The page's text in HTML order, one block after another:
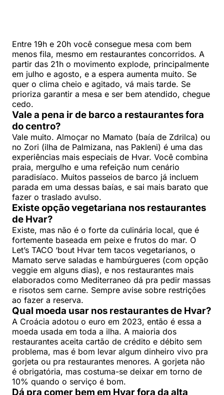
Entre 19h e 20h você consegue mesa com bem
menos fila, mesmo em restaurantes concorridos. A
partir das 21h o movimento explode, principalmente
em julho e agosto, e a espera aumenta muito. Se
quer o clima cheio e agitado, vá mais tarde. Se
prioriza garantir a mesa e ser bem atendido, chegue
cedo.
Vale a pena ir de barco a restaurantes fora
do centro?
Vale muito. Almoçar no Mamato (baía de Zdrilca) ou
no Zori (ilha de Palmizana, nas Pakleni) é uma das
experiências mais especiais de Hvar. Você combina
praia, mergulho e uma refeição num cenário
paradisíaco. Muitos passeios de barco já incluem
parada em uma dessas baías, e sai mais barato que
fazer o traslado avulso.
Existe opção vegetariana nos restaurantes
de Hvar?
Existe, mas não é o forte da culinária local, que é
fortemente baseada em peixe e frutos do mar. O
Let’s TACO ‘bout Hvar tem tacos vegetarianos, o
Mamato serve saladas e hambúrgueres (com opção
veggie em alguns dias), e nos restaurantes mais
elaborados como Mediterraneo dá pra pedir massas
e risotos sem carne. Sempre avise sobre restrições
ao fazer a reserva.
Qual moeda usar nos restaurantes de Hvar?
A Croácia adotou o euro em 2023, então é essa a
moeda usada em toda a ilha. A maioria dos
restaurantes aceita cartão de crédito e débito sem
problema, mas é bom levar algum dinheiro vivo pra
gorjeta ou pra restaurantes menores. A gorjeta não
é obrigatória, mas costuma-se deixar em torno de
10% quando o serviço é bom.
Dá pra comer bem em Hvar fora da alta